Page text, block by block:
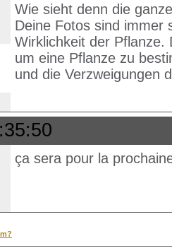
Wie sieht denn die
Deine Fotos sind immer
Wirklichkeit der
um eine Pflanze zu
und die Verzweigungen
ça sera pour la